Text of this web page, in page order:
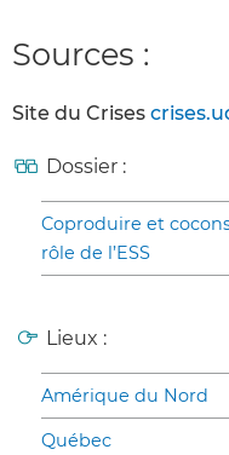
Sources :
Site du Crises
Dossier :
Coproduire et
rôle de l’ESS
Lieux :
Amérique du Nord
Québec